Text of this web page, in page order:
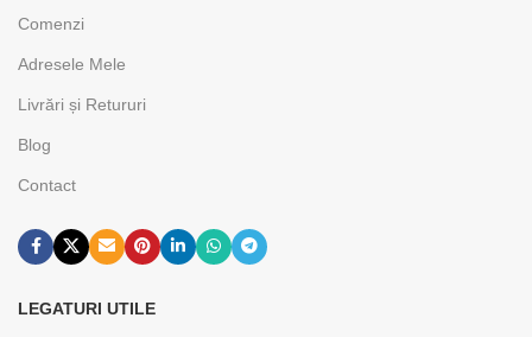
Comenzi
Adresele Mele
Livrări și Retururi
Blog
Contact
LEGATURI UTILE